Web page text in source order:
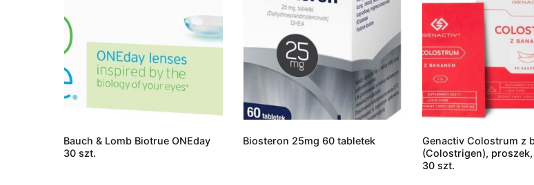
Bauch & Lomb Biotrue ONEday
30 szt.
Biosteron 25mg 60 tabletek
Genactiv Colostrum z
(Colostrigen),
30 szt.